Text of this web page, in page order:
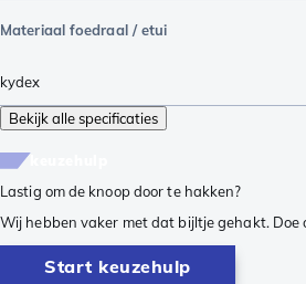
Materiaal foedraal / etui
kydex
Bekijk alle specificaties
Lastig om de knoop door te hakken?
Wij hebben vaker met dat bijltje gehakt. Doe
Start keuzehulp